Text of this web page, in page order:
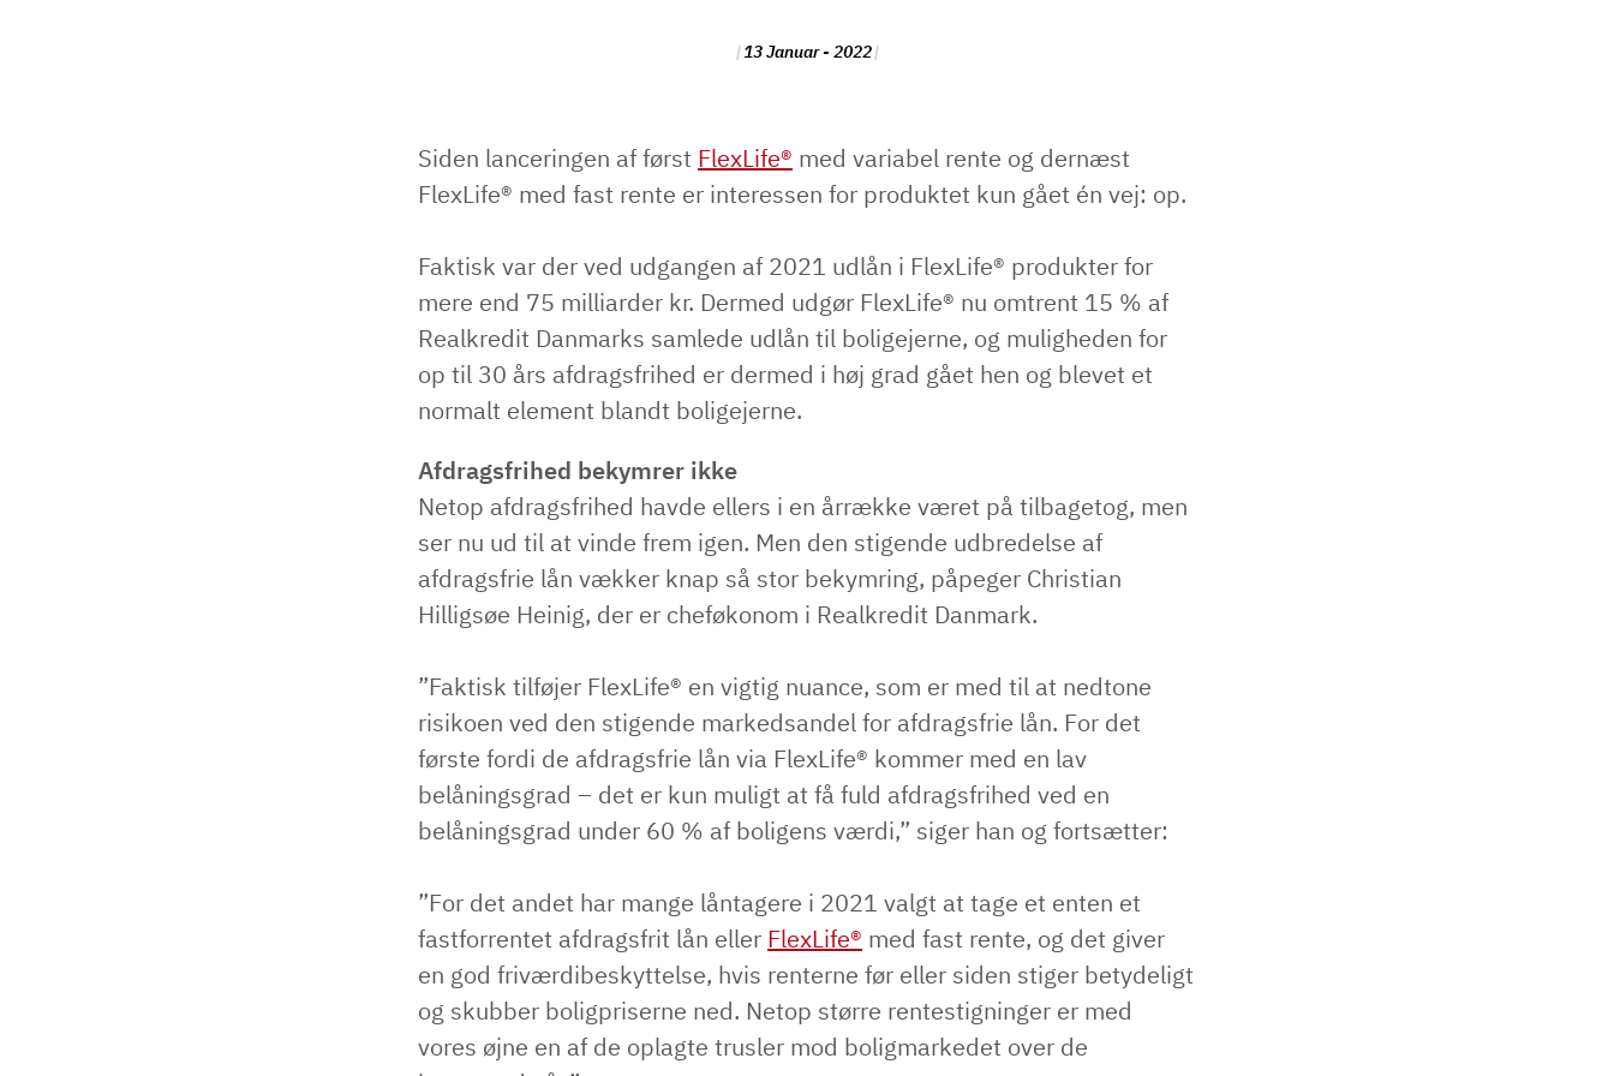
13 Januar - 2022
Siden lanceringen af først FlexLife® med variabel rente og dernæst
FlexLife® med fast rente er interessen for produktet kun gået én vej: op.
Faktisk var der ved udgangen af 2021 udlån i FlexLife® produkter for
mere end 75 milliarder kr. Dermed udgør FlexLife® nu omtrent 15 % af
Realkredit Danmarks samlede udlån til boligejerne, og muligheden for
op til 30 års afdragsfrihed er dermed i høj grad gået hen og blevet et
normalt element blandt boligejerne.
Afdragsfrihed bekymrer ikke
Netop afdragsfrihed havde ellers i en årrække været på tilbagetog, men
ser nu ud til at vinde frem igen. Men den stigende udbredelse af
afdragsfrie lån vækker knap så stor bekymring, påpeger Christian
Hilligsøe Heinig, der er cheføkonom i Realkredit Danmark.
”Faktisk tilføjer FlexLife® en vigtig nuance, som er med til at nedtone
risikoen ved den stigende markedsandel for afdragsfrie lån. For det
første fordi de afdragsfrie lån via FlexLife® kommer med en lav
belåningsgrad – det er kun muligt at få fuld afdragsfrihed ved en
belåningsgrad under 60 % af boligens værdi,” siger han og fortsætter:
”For det andet har mange låntagere i 2021 valgt at tage et enten et
fastforrentet afdragsfrit lån eller FlexLife® med fast rente, og det giver
en god friværdibeskyttelse, hvis renterne før eller siden stiger betydeligt
og skubber boligpriserne ned. Netop større rentestigninger er med
vores øjne en af de oplagte trusler mod boligmarkedet over de